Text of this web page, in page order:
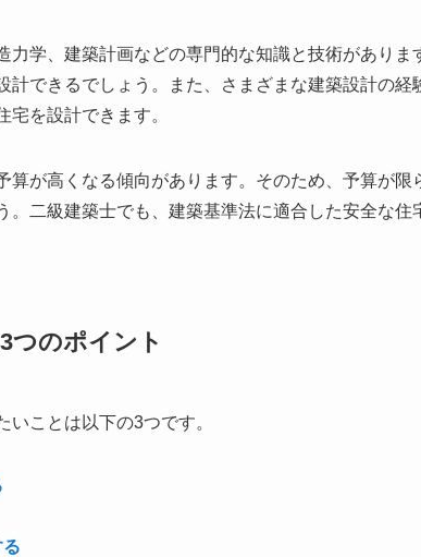
力学、建築計画などの専門的な知識と技術がありま
計できるでしょう。また、さまざまな建築設計の経
を設計できます。
算が高くなる傾向があります。そのため、予算が限
二級建築士でも、建築基準法に適合した安全な住
つのポイント
ことは以下の3つです。